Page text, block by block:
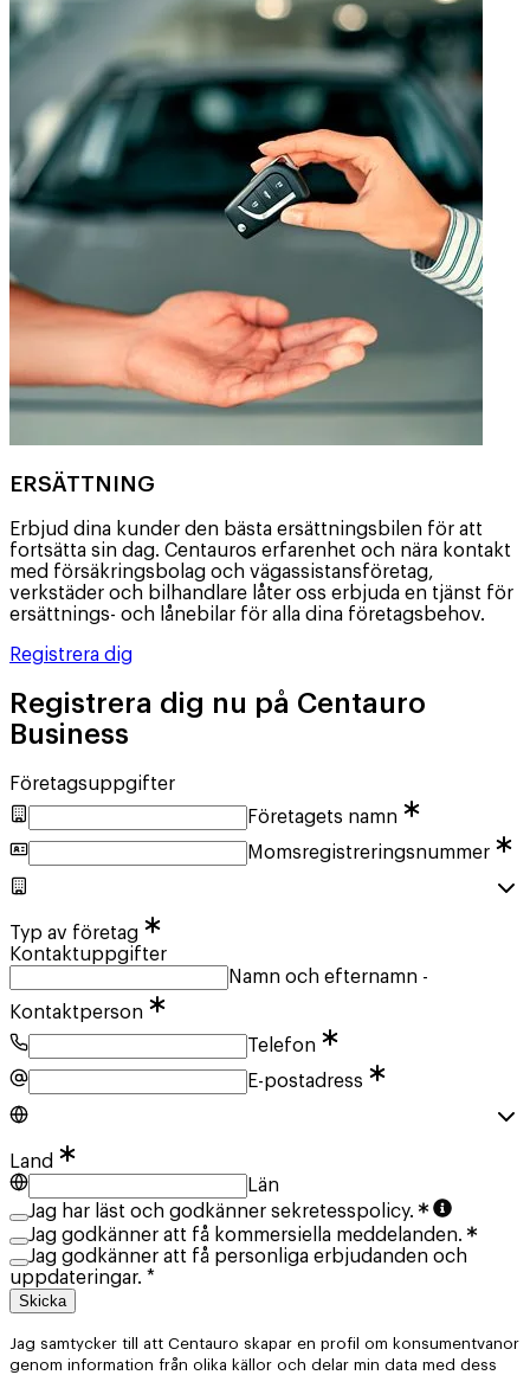
ERSÄTTNING
Erbjud dina kunder den bästa ersättningsbilen för att
fortsätta sin dag. Centauros erfarenhet och nära kontakt
med försäkringsbolag och vägassistansföretag,
verkstäder och bilhandlare låter oss erbjuda en tjänst för
ersättnings- och lånebilar för alla dina företagsbehov.
Registrera dig
Registrera dig nu på Centauro
Business
Företagsuppgifter
Företagets namn
Momsregistreringsnummer
Typ av företag
Kontaktuppgifter
Namn och efternamn -
Kontaktperson
Telefon
E-postadress
Land
Län
Jag har läst och godkänner sekretesspolicy.
Jag godkänner att få kommersiella meddelanden.
Jag godkänner att få personliga erbjudanden och
uppdateringar. *
Skicka
Jag samtycker till att Centauro skapar en profil om konsumentvanor
genom information från olika källor och delar min data med dess